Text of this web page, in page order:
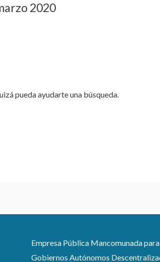
2020
pueda ayudarte una búsqueda.
Empresa Pública Mancomunada
Gobiernos Autónomos